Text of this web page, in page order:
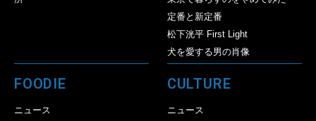
定番と新定番
松下洸平 First Light
犬を愛する男の肖像
FOODIE
ニュース
CULTURE
ニュース